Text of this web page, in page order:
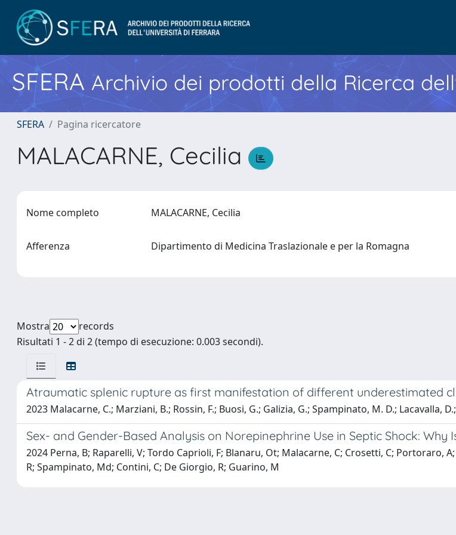
SFERA Archivio dei prodotti della Ricerca
SFERA Pagina ricercatore
MALACARNE, Cecilia
Nome completo MALACARNE, Cecilia
Afferenza Dipartimento di Medicina Traslazionale e per la Romagna
Mostra
records
Risultati 1 - 2 di 2 (tempo di esecuzione: 0.003 secondi).
Atraumatic splenic rupture as first manifestation of different underestimated
2023 Malacarne, C.; Marziani, B.; Rossin, F.; Buosi, G.; Galizia, G.; Spampinato, M. D.; Lacavalla,
Sex- and Gender-Based Analysis on Norepinephrine Use in Septic Shock: Why
2024 Perna, B; Raparelli, V; Tordo Caprioli, F; Blanaru, Ot; Malacarne, C; Crosetti, C; Portoraro,
R; Spampinato, Md; Contini, C; De Giorgio, R; Guarino, M